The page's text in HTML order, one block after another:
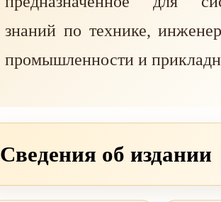
знаний по технике,
промышленности и
Сведения об издании